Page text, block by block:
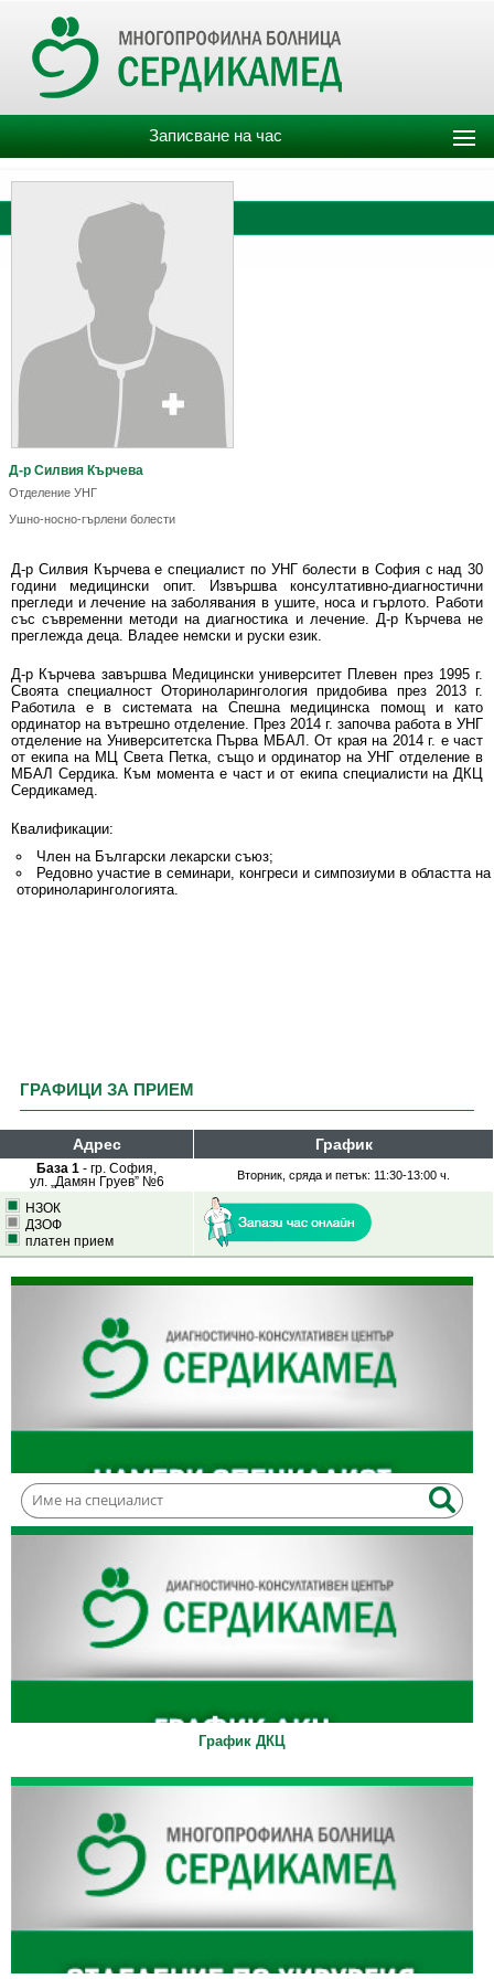
Записване на час
Д-р Силвия Кърчева
Отделение УНГ
Ушно-носно-гърлени болести
Д-р Силвия Кърчева е специалист по УНГ болести в София с над 30
години медицински опит. Извършва консултативно-диагностични
прегледи и лечение на заболявания в ушите, носа и гърлото. Работи
със съвременни методи на диагностика и лечение. Д-р Кърчева не
преглежда деца. Владее немски и руски език.
Д-р Кърчева завършва Медицински университет Плевен през 1995 г.
Своята специалност Оториноларингология придобива през 2013 г.
Работила е в системата на Спешна медицинска помощ и като
ординатор на вътрешно отделение. През 2014 г. започва работа в УНГ
отделение на Университетска Първа МБАЛ. От края на 2014 г. е част
от екипа на МЦ Света Петка, също и ординатор на УНГ отделение в
МБАЛ Сердика. Към момента е част и от екипа специалисти на ДКЦ
Сердикамед.
Квалификации:
Член на Български лекарски съюз;
Редовно участие в семинари, конгреси и симпозиуми в областта на
оториноларингологията.
ГРАФИЦИ ЗА ПРИЕМ
Адрес График
База 1 - гр. София,
ул. „Дамян Груев” №6
Вторник, сряда и петък: 11:30-13:00 ч.
НЗОК
ДЗОФ
платен прием
График ДКЦ